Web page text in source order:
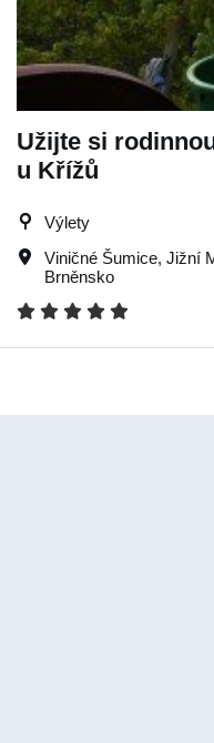
Užijte si
u Křížů
Výlety
Viničné Šumice, Jižní
Brněnsko